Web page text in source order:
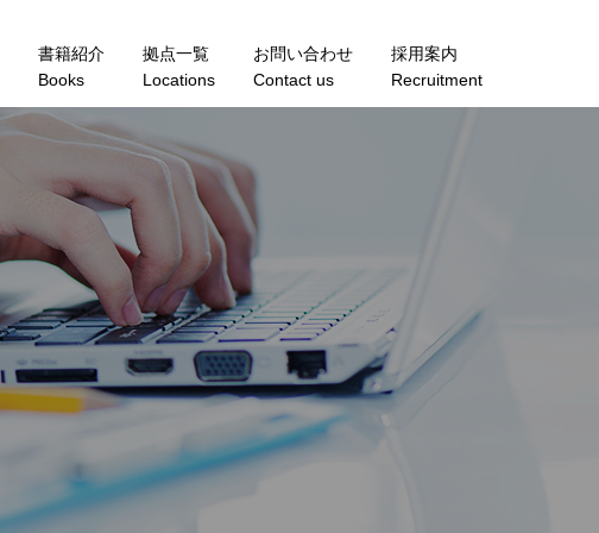
書籍紹介
Books
拠点一覧
Locations
お問い合わせ
Contact us
採用案内
Recruitment